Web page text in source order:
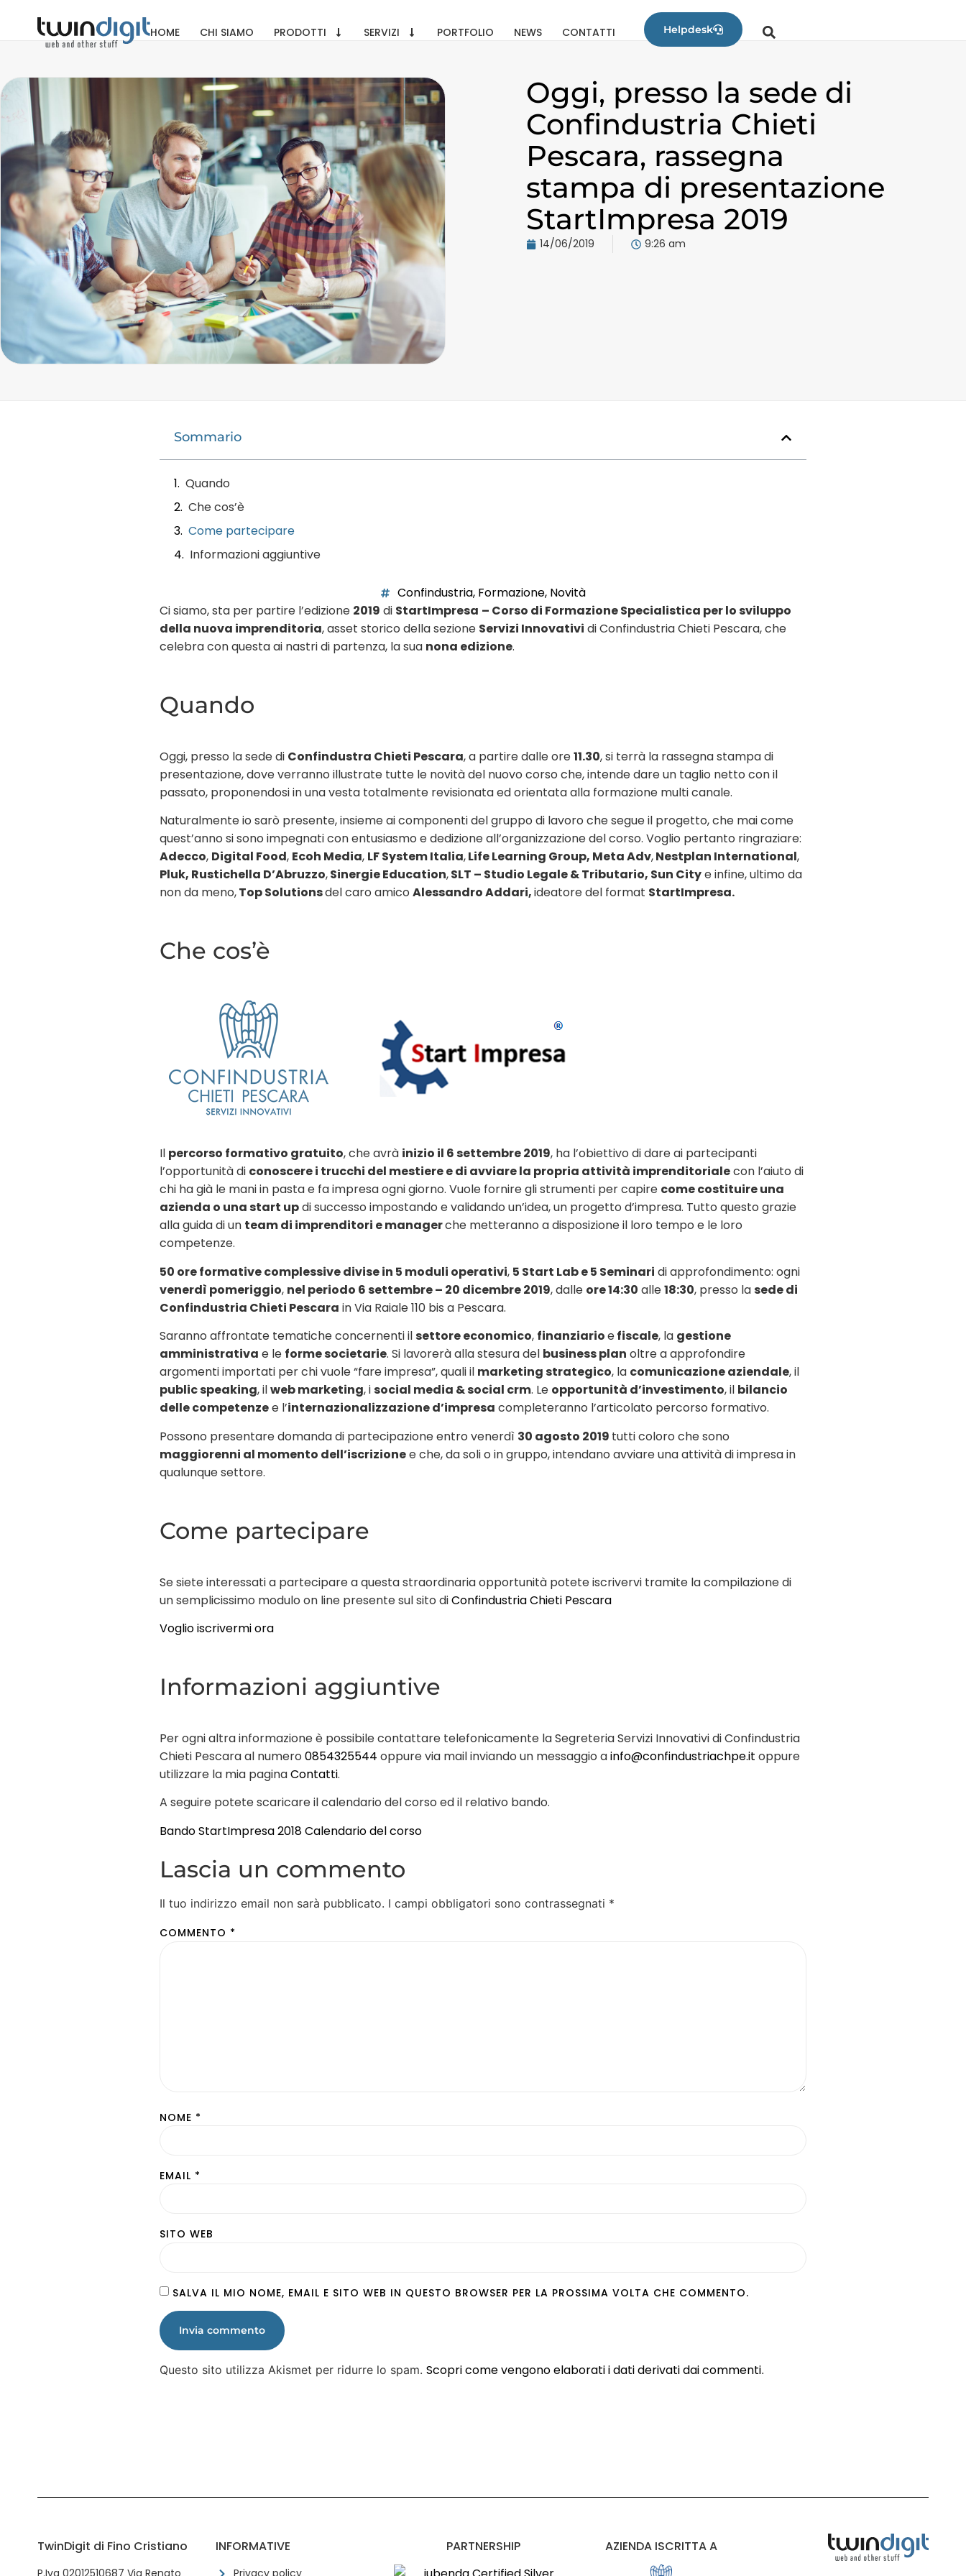
HOME CHI SIAMO PRODOTTI SERVIZI PORTFOLIO NEWS CONTATTI Helpdesk
Oggi, presso la sede di
Confindustria Chieti
Pescara, rassegna
stampa di presentazione
StartImpresa 2019
14/06/2019 9:26 am
Sommario
Quando
Che cos’è
Come partecipare
Informazioni aggiuntive
Confindustria, Formazione, Novità
Ci siamo, sta per partire l’edizione 2019 di StartImpresa – Corso di Formazione Specialistica per lo sviluppo
della nuova imprenditoria, asset storico della sezione Servizi Innovativi di Confindustria Chieti Pescara, che
celebra con questa ai nastri di partenza, la sua nona edizione.
Quando
Oggi, presso la sede di Confindustra Chieti Pescara, a partire dalle ore11.30, si terrà la rassegna stampa di
presentazione, dove verranno illustrate tutte le novità del nuovo corso che, intende dare un taglio netto con il
passato, proponendosi in una vesta totalmente revisionata ed orientata alla formazione multi canale.
Naturalmente io sarò presente, insieme ai componenti del gruppo di lavoro che segue il progetto, che mai come
quest’anno si sono impegnati con entusiasmo e dedizione all’organizzazione del corso. Voglio pertanto ringraziare:
Adecco, Digital Food, Ecoh Media, LF System Italia,Life Learning Group, Meta Adv,Nestplan International,
Pluk, Rustichella D’Abruzzo,Sinergie Education,SLT – Studio Legale & Tributario, Sun Citye infine, ultimo da
non da meno,Top Solutionsdel caro amico Alessandro Addari,ideatore del format StartImpresa.
Che cos’è
Il percorso formativo gratuito, che avrà inizio il 6 settembre 2019, ha l’obiettivo di dare ai partecipanti
l’opportunità di conoscere i trucchi del mestiere e di avviare la propria attività imprenditorialecon l’aiuto di
chi ha già le mani in pasta e fa impresa ogni giorno. Vuole fornire gli strumenti per capire come costituire una
azienda o una start updi successo impostando e validando un’idea, un progetto d’impresa. Tutto questo grazie
alla guida di un team di imprenditori e managerche metteranno a disposizione il loro tempo e le loro
competenze.
50 ore formative complessive divise in 5 moduli operativi, 5 Start Lab e 5 Seminari di approfondimento: ogni
venerdì pomeriggio, nel periodo 6 settembre – 20 dicembre 2019, dalle ore 14:30 alle18:30, presso lasede di
Confindustria Chieti Pescara in Via Raiale 110 bis a Pescara.
Saranno affrontate tematiche concernenti ilsettore economico, finanziarioefiscale, la gestione
amministrativa e le forme societarie. Si lavorerà alla stesura del business plan oltre a approfondire
argomenti importati per chi vuole “fare impresa”, quali il marketing strategico, la comunicazione aziendale, il
public speaking, ilweb marketing, isocial media & social crm. Le opportunità d’investimento, il bilancio
delle competenzee l’internazionalizzazione d’impresa completeranno l’articolato percorso formativo.
Possono presentare domanda di partecipazione entro venerdì 30 agosto 2019 tutti coloro che sono
maggiorenni al momento dell’iscrizionee che, da soli o in gruppo, intendano avviare una attività di impresa in
qualunque settore.
Come partecipare
Se siete interessati a partecipare a questa straordinaria opportunità potete iscrivervi tramite la compilazione di
un semplicissimo modulo on line presente sul sito diConfindustria Chieti Pescara
Voglio iscrivermi ora
Informazioni aggiuntive
Per ogni altra informazione è possibile contattare telefonicamente la Segreteria Servizi Innovativi di Confindustria
Chieti Pescara al numero 0854325544 oppure via mail inviando un messaggio ainfo@confindustriachpe.it oppure
utilizzare la mia paginaContatti.
A seguire potete scaricare il calendario del corso ed il relativo bando.
Bando StartImpresa 2018Calendario del corso
Lascia un commento
Il tuo indirizzo email non sarà pubblicato. I campi obbligatori sono contrassegnati *
COMMENTO *
NOME *
EMAIL *
SITO WEB
SALVA IL MIO NOME, EMAIL E SITO WEB IN QUESTO BROWSER PER LA PROSSIMA VOLTA CHE COMMENTO.
Questo sito utilizza Akismet per ridurre lo spam. Scopri come vengono elaborati i dati derivati dai commenti.
TwinDigit di Fino Cristiano INFORMATIVE PARTNERSHIP AZIENDA ISCRITTA A